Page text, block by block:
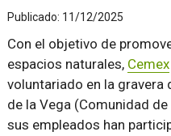
Publicado: 11/12/2025
Con el objetivo de
espacios naturales, Cemex
voluntariado en la gravera
de la Vega (Comunidad
sus empleados han